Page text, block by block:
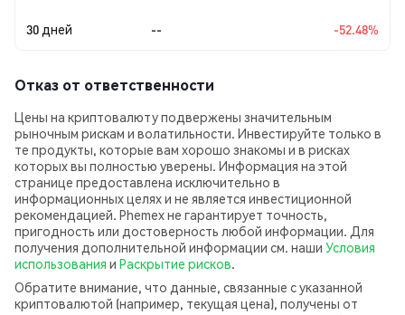
30 дней -- -52.48%
Отказ от ответственности
Цены на криптовалюту подвержены значительным
рыночным рискам и волатильности. Инвестируйте только в
те продукты, которые вам хорошо знакомы и в рисках
которых вы полностью уверены. Информация на этой
странице предоставлена исключительно в
информационных целях и не является инвестиционной
рекомендацией. Phemex не гарантирует точность,
пригодность или достоверность любой информации. Для
получения дополнительной информации см. наши Условия
использования и Раскрытие рисков.
Обратите внимание, что данные, связанные с указанной
криптовалютой (например, текущая цена), получены от